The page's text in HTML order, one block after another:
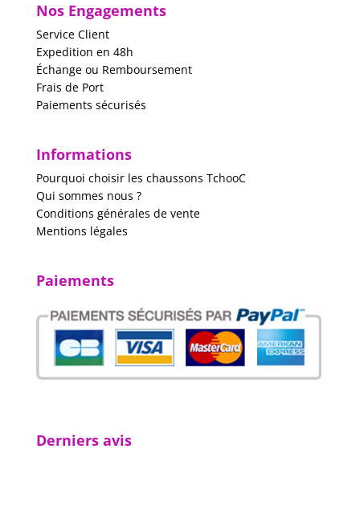
Nos Engagements
Service Client
Expedition en 48h
Échange ou Remboursement
Frais de Port
Paiements sécurisés
Informations
Pourquoi choisir les chaussons TchooC
Qui sommes nous ?
Conditions générales de vente
Mentions légales
Paiements
Derniers avis